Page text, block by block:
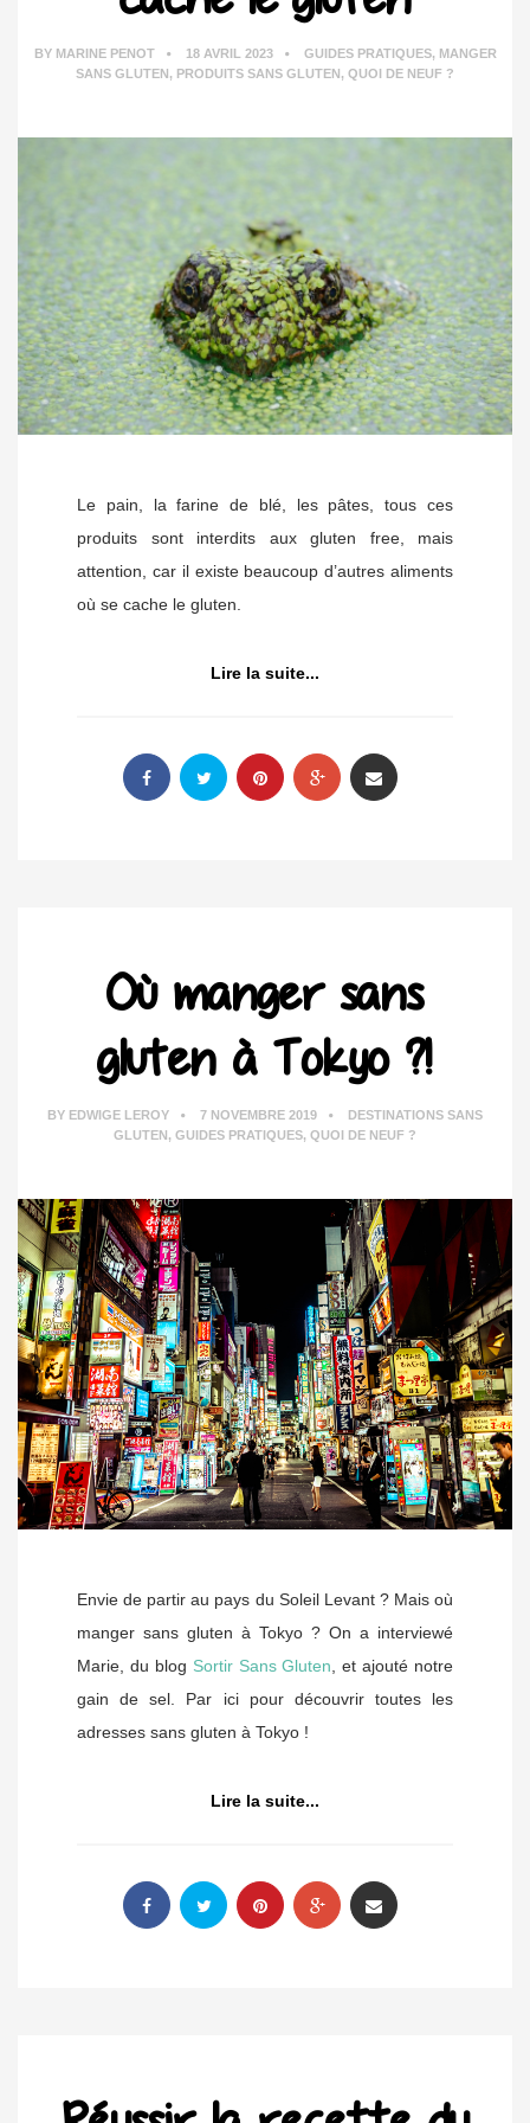
BY MARINE PENOT 18 AVRIL 2023 GUIDES PRATIQUES, MANGER
SANS GLUTEN, PRODUITS SANS GLUTEN, QUOI DE NEUF ?
Le pain, la farine de blé, les pâtes, tous ces
produits sont interdits aux gluten free, mais
attention, car il existe beaucoup d’autres aliments
où se cache le gluten.
Lire la suite...
Où manger sans
gluten à Tokyo ?!
BY EDWIGE LEROY 7 NOVEMBRE 2019
DESTINATIONS SANS
GLUTEN, GUIDES PRATIQUES, QUOI DE NEUF ?
Envie de partir au pays du Soleil Levant ? Mais où
manger sans gluten à Tokyo ? On a interviewé
Marie, du blog Sortir Sans Gluten , et ajouté notre
gain de sel. Par ici pour découvrir toutes les
adresses sans gluten à Tokyo !
Lire la suite...